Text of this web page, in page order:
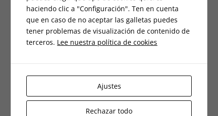
noviembre 2025
octubre 2025
julio 2025
junio 2025
haciendo clic a "Configuración". Ten en cuenta
que en caso de no aceptar las galletas puedes
tener problemas de visualización de contenido de
terceros. Lee nuestra política de cookies
Ajustes
Rechazar todo